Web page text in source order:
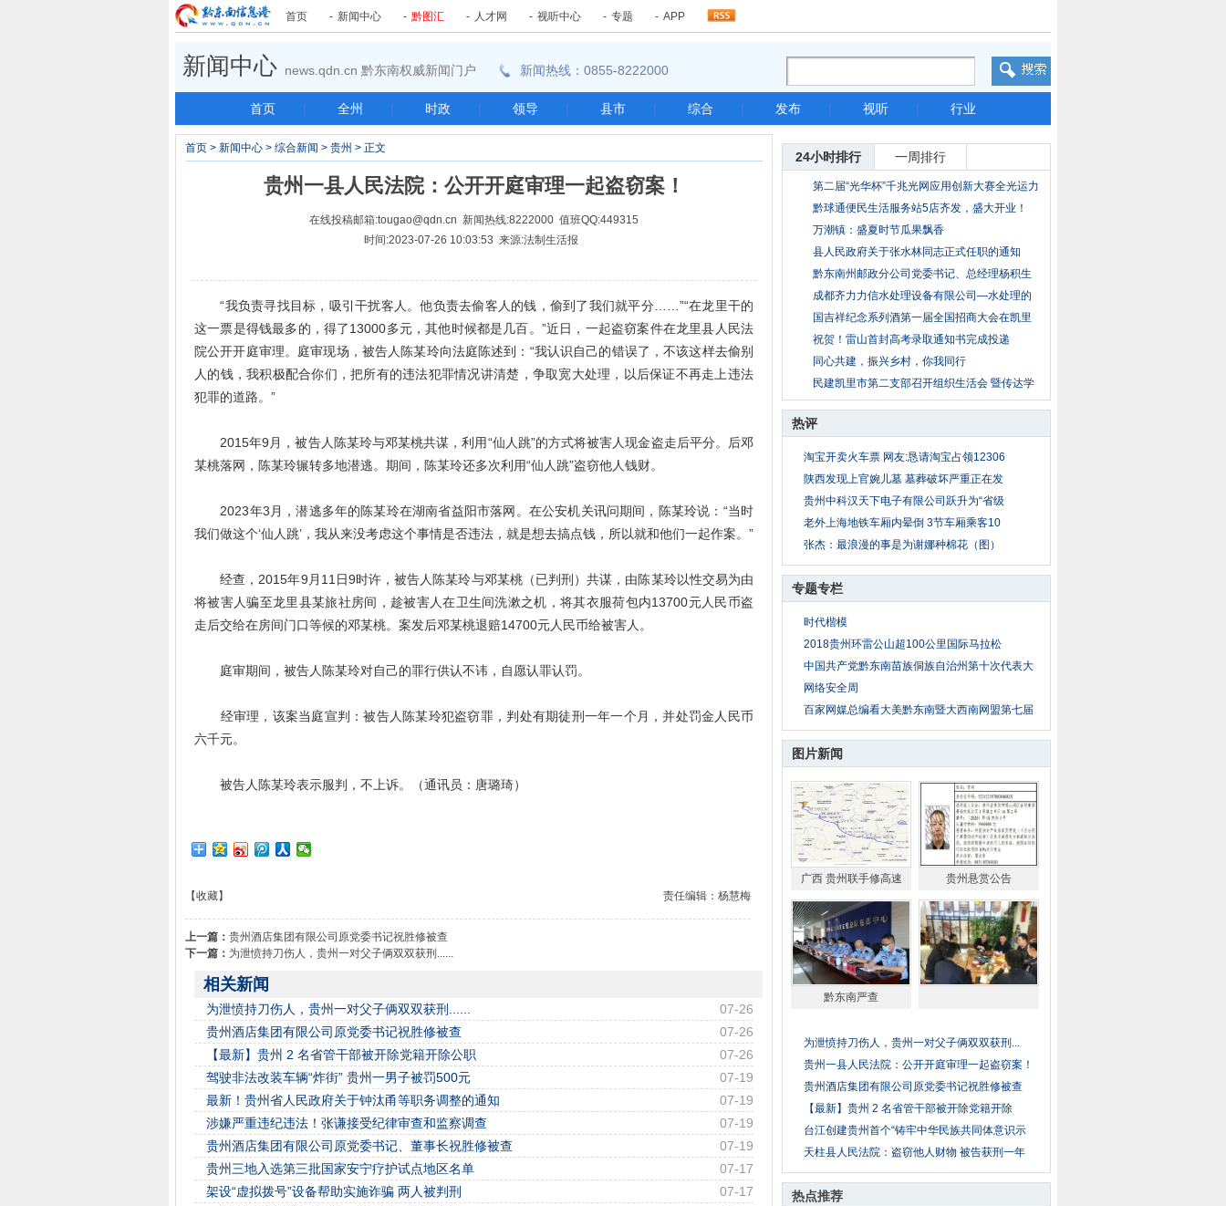
首页 - 新闻中心 - 黔图汇 - 人才网 - 视听中心 - 专题 - APP
新闻中心 news.qdn.cn 黔东南权威新闻门户 新闻热线：0855-8222000
首页 | 全州 | 时政 | 领导 | 县市 | 综合 | 发布 | 视听 | 行业
24小时排行 一周排行
第二届“光华杯”千兆光网应用创新大赛全光运力
黔球通便民生活服务站5店齐发，盛大开业！
万潮镇：盛夏时节瓜果飘香
县人民政府关于张水林同志正式任职的通知
黔东南州邮政分公司党委书记、总经理杨积生
赴岑
成都齐力力信水处理设备有限公司—水处理的
整体
国吉祥纪念系列酒第一届全国招商大会在凯里
召开
祝贺！雷山首封高考录取通知书完成投递
同心共建，振兴乡村，你我同行
民建凯里市第二支部召开组织生活会 暨传达学
热评
淘宝开卖火车票 网友:恳请淘宝占领12306
陕西发现上官婉儿墓 墓葬破坏严重正在发
贵州中科汉天下电子有限公司跃升为“省级
老外上海地铁车厢内晕倒 3节车厢乘客10
张杰：最浪漫的事是为谢娜种棉花（图）
专题专栏
时代楷模
2018贵州环雷公山超100公里国际马拉松
中国共产党黔东南苗族侗族自治州第十次代表大
网络安全周
百家网媒总编看大美黔东南暨大西南网盟第七届
图片新闻
广西 贵州联手修高速 贵州悬赏公告
黔东南严查
为泄愤持刀伤人，贵州一对父子俩双双获刑...
贵州一县人民法院：公开开庭审理一起盗窃案！
贵州酒店集团有限公司原党委书记祝胜修被查
【最新】贵州 2 名省管干部被开除党籍开除
台江创建贵州首个“铸牢中华民族共同体意识示
天柱县人民法院：盗窃他人财物 被告获刑一年
热点推荐
首页 > 新闻中心 > 综合新闻 > 贵州 > 正文
贵州一县人民法院：公开开庭审理一起盗窃案！
在线投稿邮箱:tougao@qdn.cn 新闻热线:8222000 值班QQ:449315
时间:2023-07-26 10:03:53 来源:法制生活报
“我负责寻找目标，吸引干扰客人。他负责去偷客人的钱，偷到了我们就平分……”“在龙里干的
这一票是得钱最多的，得了13000多元，其他时候都是几百。”近日，一起盗窃案件在龙里县人民法
院公开开庭审理。庭审现场，被告人陈某玲向法庭陈述到：“我认识自己的错误了，不该这样去偷别
人的钱，我积极配合你们，把所有的违法犯罪情况讲清楚，争取宽大处理，以后保证不再走上违法
犯罪的道路。”
2015年9月，被告人陈某玲与邓某桃共谋，利用“仙人跳”的方式将被害人现金盗走后平分。后邓
某桃落网，陈某玲辗转多地潜逃。期间，陈某玲还多次利用“仙人跳”盗窃他人钱财。
2023年3月，潜逃多年的陈某玲在湖南省益阳市落网。在公安机关讯问期间，陈某玲说：“当时
我们做这个‘仙人跳’，我从来没考虑这个事情是否违法，就是想去搞点钱，所以就和他们一起作案。”
经查，2015年9月11日9时许，被告人陈某玲与邓某桃（已判刑）共谋，由陈某玲以性交易为由
将被害人骗至龙里县某旅社房间，趁被害人在卫生间洗漱之机，将其衣服荷包内13700元人民币盗
走后交给在房间门口等候的邓某桃。案发后邓某桃退赔14700元人民币给被害人。
庭审期间，被告人陈某玲对自己的罪行供认不讳，自愿认罪认罚。
经审理，该案当庭宣判：被告人陈某玲犯盗窃罪，判处有期徒刑一年一个月，并处罚金人民币
六千元。
被告人陈某玲表示服判，不上诉。（通讯员：唐璐琦）
责任编辑：杨慧梅
【收藏】
上一篇： 贵州酒店集团有限公司原党委书记祝胜修被查
下一篇： 为泄愤持刀伤人，贵州一对父子俩双双获刑......
相关新闻
07-26
为泄愤持刀伤人，贵州一对父子俩双双获刑......
07-26
贵州酒店集团有限公司原党委书记祝胜修被查
07-26
【最新】贵州 2 名省管干部被开除党籍开除公职
07-19
驾驶非法改装车辆“炸街” 贵州一男子被罚500元
07-19
最新！贵州省人民政府关于钟汰甬等职务调整的通知
07-19
涉嫌严重违纪违法！张谦接受纪律审查和监察调查
07-19
贵州酒店集团有限公司原党委书记、董事长祝胜修被查
07-17
贵州三地入选第三批国家安宁疗护试点地区名单
07-17
架设“虚拟拨号”设备帮助实施诈骗 两人被判刑